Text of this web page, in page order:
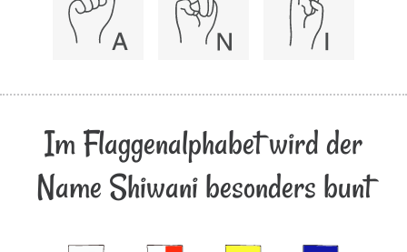
Im Flaggenalphabet wird der
Name Shiwani besonders bunt